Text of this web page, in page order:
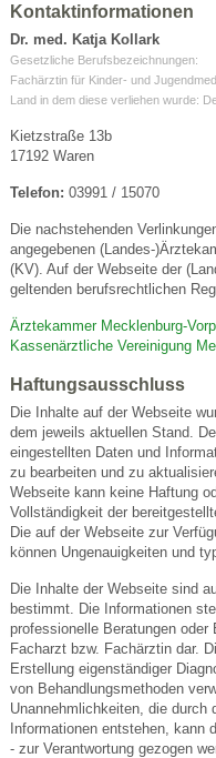
Kontaktinformationen
Dr. med. Katja Kollark
Gesetzliche Berufsbezeichnungen:
Fachärztin für Kinder- und
Land in dem diese verliehen wurde:
Kietzstraße 13b
17192 Waren
Telefon: 03991 / 15070
Die nachstehenden
angegebenen (Landes-
(KV). Auf der Webseite der
geltenden berufsrechtlichen
Ärztekammer Mecklenburg-
Kassenärztliche Vereinigung
Haftungsausschluss
Die Inhalte auf der Webseite
dem jeweils aktuellen Stand.
eingestellten Daten und
zu bearbeiten und zu
Webseite kann keine Haftung
Vollständigkeit der
Die auf der Webseite zur
können Ungenauigkeiten und
Die Inhalte der Webseite sind
bestimmt. Die Informationen
professionelle Beratungen oder
Facharzt bzw. Fachärztin dar.
Erstellung eigenständiger
von Behandlungsmethoden
Unannehmlichkeiten, die durch
Informationen entstehen,
- zur Verantwortung gezogen